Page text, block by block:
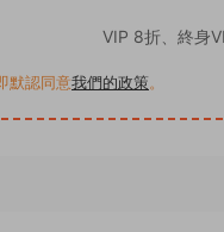
VIP 8折、終身
默認同意我們的政策。